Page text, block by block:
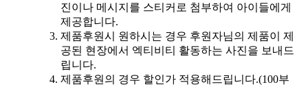
진이나 메시지를 스티커로 첨부하여 아이들에게
제공합니다.
제품후원시 원하시는 경우 후원자님의 제품이 제
공된 현장에서 엑티비티 활동하는 사진을 보내드
립니다.
제품후원의 경우 할인가 적용해드립니다.(100부